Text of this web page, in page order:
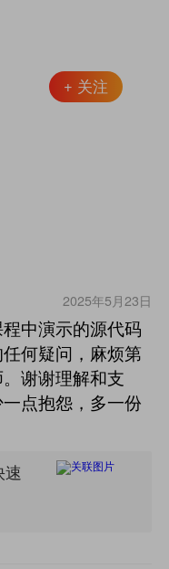
60
+ 关注
2025年5月23日
中演示的源代码
何疑问，麻烦第
谢谢理解和支
点抱怨，多一份